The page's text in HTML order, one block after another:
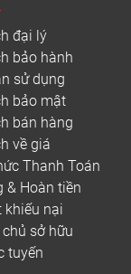
đại lý
bảo hành
sử dụng
bảo mật
bán hàng
về giá
Thanh Toán
& Hoàn tiền
khiếu nại
sở hữu
tuyến